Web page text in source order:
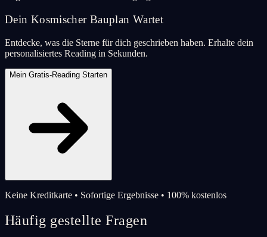
Dein Kosmischer Bauplan Wartet
Entdecke, was die Sterne für dich geschrieben haben. Erhalte dein
personalisiertes Reading in Sekunden.
Mein Gratis-Reading Starten
Keine Kreditkarte • Sofortige Ergebnisse • 100% kostenlos
Häufig gestellte Fragen